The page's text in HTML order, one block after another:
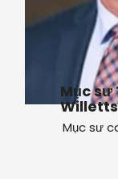
Mục sư
Willetts
Mục sư